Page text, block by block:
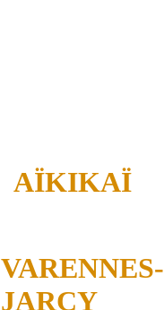
AÏKIKAÏ
VARENNES-
JARCY